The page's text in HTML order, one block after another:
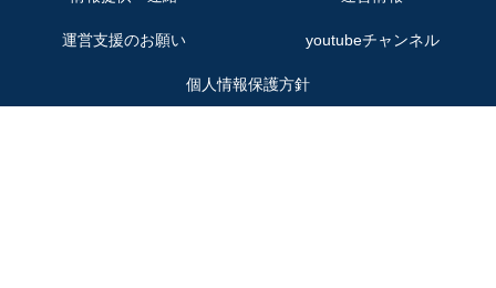
運営支援のお願い youtubeチャンネル
個人情報保護方針